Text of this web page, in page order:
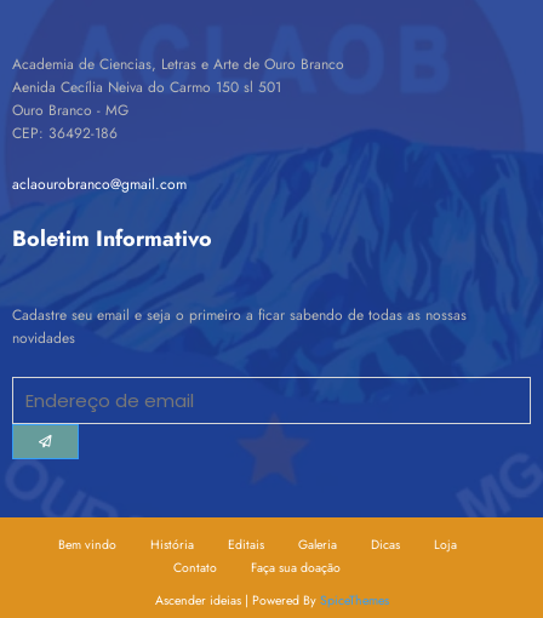
Academia de Ciencias, Letras e Arte de Ouro Branco
Aenida Cecília Neiva do Carmo 150 sl 501
Ouro Branco - MG
CEP: 36492-186
aclaourobranco@gmail.com
Boletim Informativo
Cadastre seu email e seja o primeiro a ficar sabendo de todas as nossas
novidades
Bem vindo História Editais Galeria Dicas
Loja
Contato
Faça sua doação
Ascender ideias | Powered By SpiceThemes